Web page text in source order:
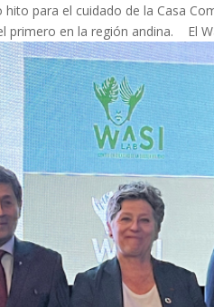
para el cuidado de la Casa
primero en la región andina. El